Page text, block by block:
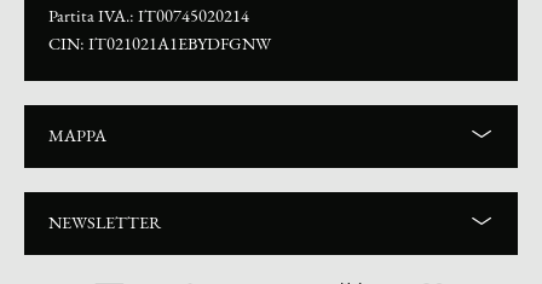
Partita IVA.: IT00745020214
CIN: IT021021A1EBYDFGNW
MAPPA
NEWSLETTER